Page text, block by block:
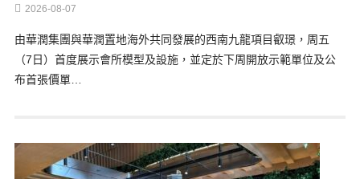
2026-08-07
由華潤集團與華潤置地海外共同發展的西南九龍項目叡璟，周五
（7日）首度展示會所模型及設施，並定於下周開放示範單位及公
布首張價單…